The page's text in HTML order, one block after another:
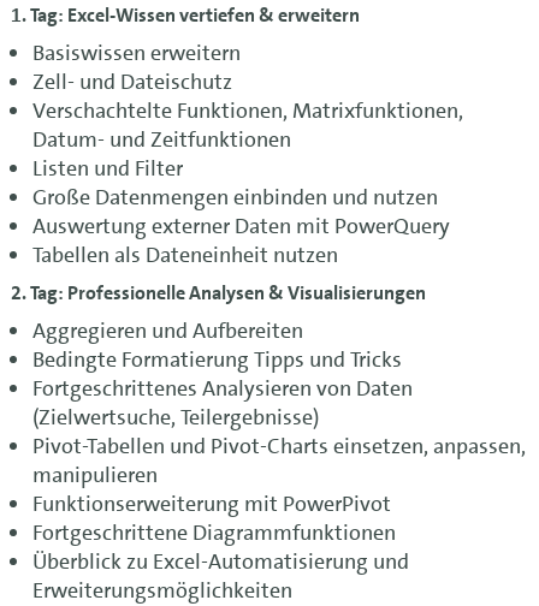
1. Tag: Excel-Wissen vertiefen & erweitern
Basiswissen erweitern
Zell- und Dateischutz
Verschachtelte Funktionen, Matrixfunktionen,
Datum- und Zeitfunktionen
Listen und Filter
Große Datenmengen einbinden und nutzen
Auswertung externer Daten mit PowerQuery
Tabellen als Dateneinheit nutzen
2. Tag: Professionelle Analysen & Visualisierungen
Aggregieren und Aufbereiten
Bedingte Formatierung Tipps und Tricks
Fortgeschrittenes Analysieren von Daten
(Zielwertsuche, Teilergebnisse)
Pivot-Tabellen und Pivot-Charts einsetzen, anpassen,
manipulieren
Funktionserweiterung mit PowerPivot
Fortgeschrittene Diagrammfunktionen
Überblick zu Excel-Automatisierung und
Erweiterungsmöglichkeiten